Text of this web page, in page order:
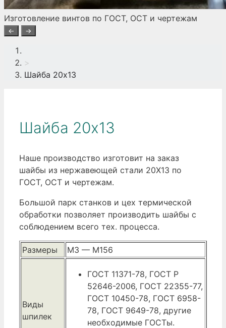
Изготовление винтов по ГОСТ, ОСТ и чертежам
← →
>
Шайба 20х13
Шайба 20х13
Наше производство изготовит на заказ
шайбы из нержавеющей стали 20Х13 по
ГОСТ, ОСТ и чертежам.
Большой парк станков и цех термической
обработки позволяет производить шайбы с
соблюдением всего тех. процесса.
Размеры М3 — М156
Виды
шпилек
ГОСТ 11371-78, ГОСТ Р
52646-2006, ГОСТ 22355-77,
ГОСТ 10450-78, ГОСТ 6958-
78, ГОСТ 9649-78, другие
необходимые ГОСТы.